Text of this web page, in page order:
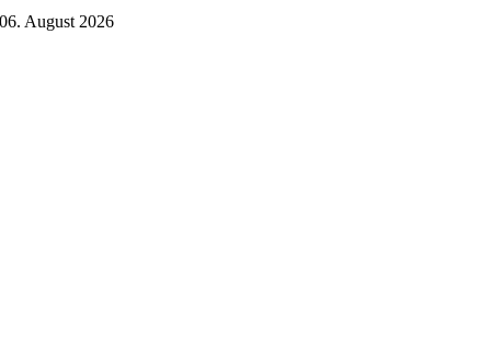
06. August 2026